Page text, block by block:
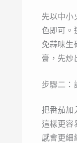
先以中小
色即可。
免蒜味生
膏，先炒
步驟二：
把番茄加
這樣更容
感會更細